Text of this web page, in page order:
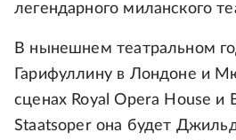
легендарного миланского
В нынешнем театральном
Гарифуллину в Лондоне и
сценах Royal Opera House и
Staatsoper она будет